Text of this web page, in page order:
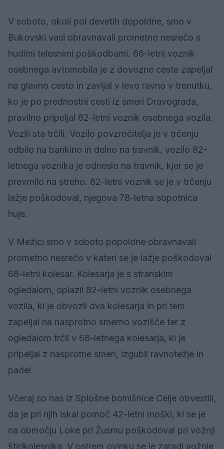
V soboto, okoli pol devetih dopoldne, smo v
Bukovski vasi obravnavali prometno nesrečo s
hudimi telesnimi poškodbami. 66-letni voznik
osebnega avtomobila je z dovozne ceste zapeljal
na glavno cesto in zavijal v levo ravno v trenutku,
ko je po prednostni cesti iz smeri Dravograda,
pravilno pripeljal 82-letni voznik osebnega vozila.
Vozili sta trčili. Vozilo povzročitelja je v trčenju
odbilo na bankino in delno na travnik, vozilo 82-
letnega voznika je odneslo na travnik, kjer se je
prevrnilo na streho. 82-letni voznik se je v trčenju
lažje poškodoval, njegova 78-letna sopotnica
huje.
V Mežici smo v soboto popoldne obravnavali
prometno nesrečo v kateri se je lažje poškodoval
68-letni kolesar. Kolesarja je s stranskim
ogledalom, oplazil 82-letni voznik osebnega
vozila, ki je obvozil dva kolesarja in pri tem
zapeljal na nasprotno smerno vozišče ter z
ogledalom trčil v 68-letnega kolesarja, ki je
pripeljal z nasprotne smeri, izgubil ravnotežje in
padel.
Včeraj so nas iz Splošne bolnišnice Celje obvestili,
da je pri njih iskal pomoč 42-letni moški, ki se je
na območju Loke pri Žusmu poškodoval pri vožnji
štirikolesnika. V ostrem ovinku se je zaradi vožnje